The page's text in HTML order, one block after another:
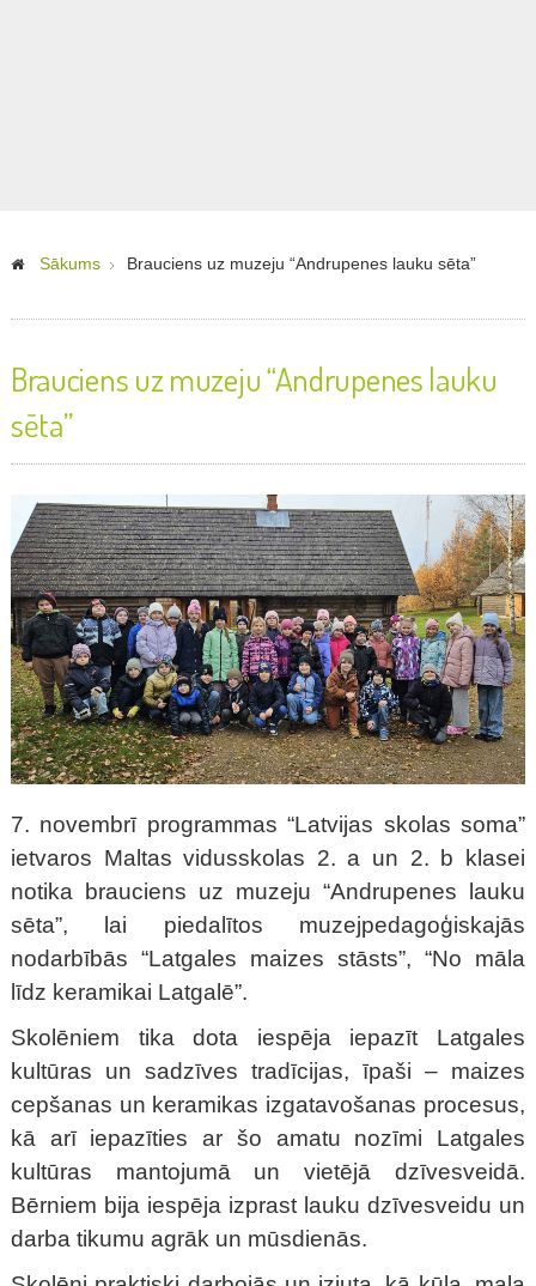
Sākums Brauciens uz muzeju “Andrupenes lauku sēta”
Brauciens uz muzeju “Andrupenes lauku
sēta”
7. novembrī programmas “Latvijas skolas soma”
ietvaros Maltas vidusskolas 2. a un 2. b klasei
notika brauciens uz muzeju “Andrupenes lauku
sēta”, lai piedalītos muzejpedagoģiskajās
nodarbībās “Latgales maizes stāsts”, “No māla
līdz keramikai Latgalē”.
Skolēniem tika dota iespēja iepazīt Latgales
kultūras un sadzīves tradīcijas, īpaši – maizes
cepšanas un keramikas izgatavošanas procesus,
kā arī iepazīties ar šo amatu nozīmi Latgales
kultūras mantojumā un vietējā dzīvesveidā.
Bērniem bija iespēja izprast lauku dzīvesveidu un
darba tikumu agrāk un mūsdienās.